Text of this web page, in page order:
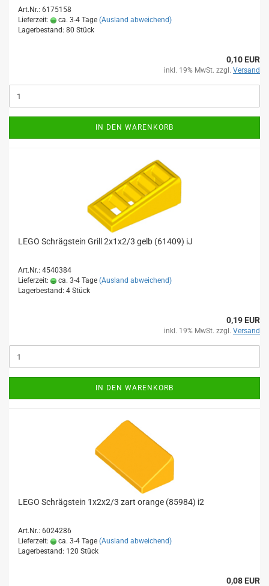
Art.Nr.: 6175158
Lieferzeit:
ca. 3-4 Tage (Ausland abweichend)
Lagerbestand: 80 Stück
0,10 EUR
inkl. 19% MwSt. zzgl. Versand
IN DEN WARENKORB
LEGO Schrägstein Grill 2x1x2/3 gelb (61409) iJ
Art.Nr.: 4540384
Lieferzeit:
ca. 3-4 Tage (Ausland abweichend)
Lagerbestand: 4 Stück
0,19 EUR
inkl. 19% MwSt. zzgl. Versand
IN DEN WARENKORB
LEGO Schrägstein 1x2x2/3 zart orange (85984) i2
Art.Nr.: 6024286
Lieferzeit:
ca. 3-4 Tage (Ausland abweichend)
Lagerbestand: 120 Stück
0,08 EUR